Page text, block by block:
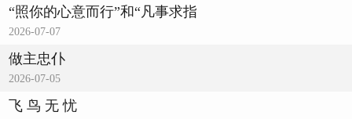
“照你的心意而行”和“凡事求指
2026-07-07
做主忠仆
2026-07-05
飞 鸟 无 忧